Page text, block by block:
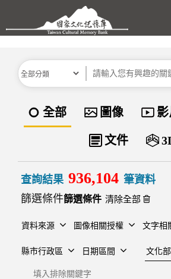
跳到主要內容區塊
分類 關鍵字
資料類
全部 圖像 影
文件
查詢結果 936,104 筆資料
篩選條件
清除全部
資料來源 圖像相關授權 文字相
縣市行政區 日期區間
建檔
排除關鍵字